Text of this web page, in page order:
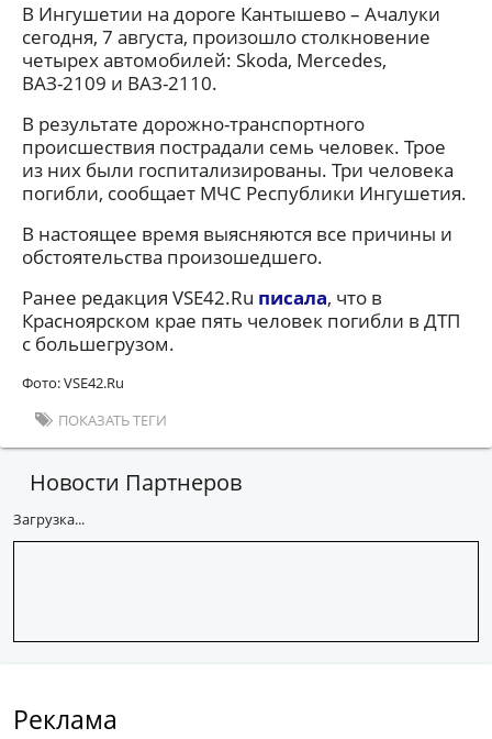
В Ингушетии на дороге Кантышево – Ачалуки
сегодня, 7 августа, произошло столкновение
четырех автомобилей: Skoda, Mercedes,
ВАЗ-2109 и ВАЗ-2110.
В результате дорожно-транспортного
происшествия пострадали семь человек. Трое
из них были госпитализированы. Три человека
погибли, сообщает МЧС Республики Ингушетия.
В настоящее время выясняются все причины и
обстоятельства произошедшего.
Ранее редакция VSE42.Ru писала, что в
Красноярском крае пять человек погибли в ДТП
с большегрузом.
Фото: VSE42.Ru
ПОКАЗАТЬ ТЕГИ
Новости Партнеров
Загрузка...
Реклама